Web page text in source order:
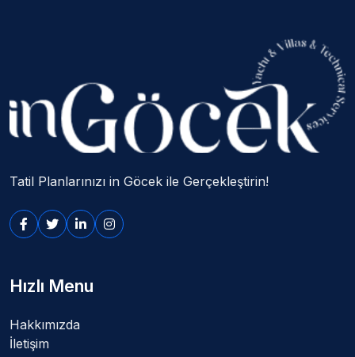
Tatil Planlarınızı in Göcek ile Gerçekleştirin!
Hızlı Menu
Hakkımızda
İletişim